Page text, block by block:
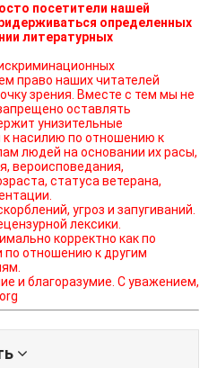
посетители нашей
определенных
литературных
зрения. Вместе с тем мы не
оставлять
унизительные
насилию по отношению к
людей на основании их расы,
вероисповедания,
статуса ветерана,
угроз и запугиваний.
лексики.
корректно как по
по отношению к другим
и благоразумие. С уважением,